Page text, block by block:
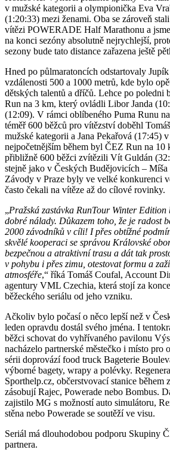
v mužské kategorii a olympionička Eva
(1:20:33) mezi ženami. Oba se zároveň
vítězi POWERADE Half Marathonu a
na konci sezóny absolutně nejrychlejší,
sezony bude tato distance zařazena ještě
Hned po půlmaratoncích odstartovaly Jupík
vzdálenosti 500 a 1000 metrů, kde bylo
dětských talentů a dříčů. Lehce po poledni
Run na 3 km, který ovládli Libor Janda
(12:09). V rámci oblíbeného Puma Runu
téměř 600 běžců pro vítězství doběhl
mužské kategorii a Jana Pekařová (17:45)
nejpočetnějším během byl ČEZ Run na 10
přibližně 600 běžci zvítězili Vít Guldán
stejně jako v Českých Budějovicích – Míša
Závody v Praze byly ve velké konkurenci
často čekali na vítěze až do cílové rovinky.
„Pražská zastávka RunTour Winter
dobré nálady. Důkazem toho, že je radost
2000 závodníků v cíli! I přes obtížné
skvělé kooperaci se správou Královské
bezpečnou a atraktivní trasu a dát tak
v pohybu i přes zimu, otestovat formu a
atmosféře,“ říká Tomáš Coufal, Account
agentury VML Czechia, která stojí za
běžeckého seriálu od jeho vzniku.
Ačkoliv bylo počasí o něco lepší než v
leden opravdu dostál svého jména. I
běžci schovat do vyhřívaného pavilonu
nacházelo partnerské městečko i místo pro
sérii doprovází food truck Bageterie
výborné bagety, wrapy a polévky.
Sporthelp.cz, občerstvovací stanice během
zásobují Rajec, Powerade nebo Bombus.
zajistilo MG s možností auto simulátoru,
stěna nebo Powerade se soutěží ve visu.
Seriál má dlouhodobou podporu Skupiny
partnera.